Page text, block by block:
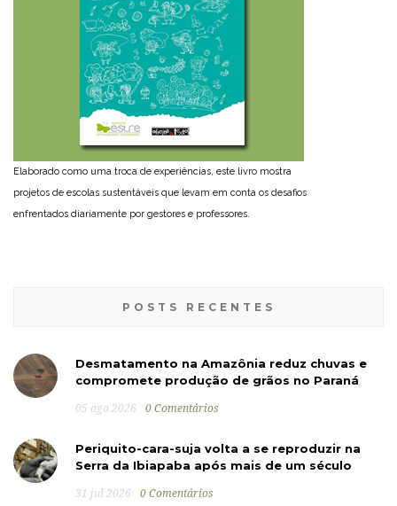
Elaborado como uma troca de experiências, este livro mostra
projetos de escolas sustentáveis que levam em conta os desafios
enfrentados diariamente por gestores e professores.
POSTS RECENTES
Desmatamento na Amazônia reduz chuvas e
compromete produção de grãos no Paraná
05 ago 2026 0 Comentários
Periquito-cara-suja volta a se reproduzir na
Serra da Ibiapaba após mais de um século
31 jul 2026 0 Comentários